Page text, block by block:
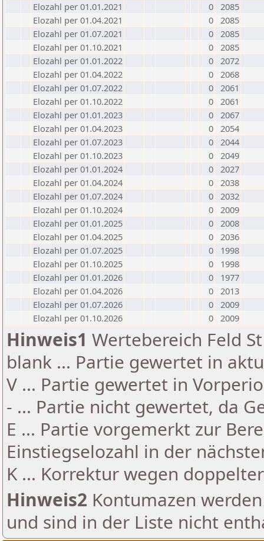
Elozahl per 01.01.2021
0 2085
Elozahl per 01.04.2021
0 2085
Elozahl per 01.07.2021
0 2085
Elozahl per 01.10.2021
0 2085
Elozahl per 01.01.2022
0 2072
Elozahl per 01.04.2022
0 2068
Elozahl per 01.07.2022
0 2061
Elozahl per 01.10.2022
0 2061
Elozahl per 01.01.2023
0 2067
Elozahl per 01.04.2023
0 2054
Elozahl per 01.07.2023
0 2044
Elozahl per 01.10.2023
0 2049
Elozahl per 01.01.2024
0 2027
Elozahl per 01.04.2024
0 2038
Elozahl per 01.07.2024
0 2032
Elozahl per 01.10.2024
0 2009
Elozahl per 01.01.2025
0 2008
Elozahl per 01.04.2025
0 2036
Elozahl per 01.07.2025
0
1998
Elozahl per 01.10.2025
0
1998
Elozahl per 01.01.2026
0
1977
Elozahl per 01.04.2026
0 2013
Elozahl per 01.07.2026
0 2009
Elozahl per 01.10.2026
0 2009
Hinweis1 Wertebereich Feld
blank ... Partie gewertet in
V ... Partie gewertet in
- ... Partie nicht gewertet, da
E ... Partie vorgemerkt zur
Einstiegselozahl in der
K ... Korrektur wegen
Hinweis2 Kontumazen
und sind in der Liste nicht